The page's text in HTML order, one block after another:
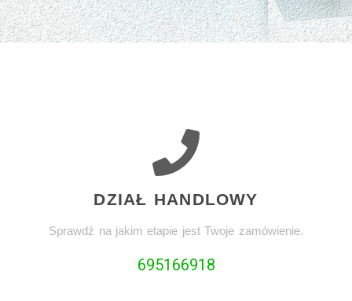
DZIAŁ HANDLOWY
Sprawdź na jakim etapie jest Twoje zamówienie.
695166918